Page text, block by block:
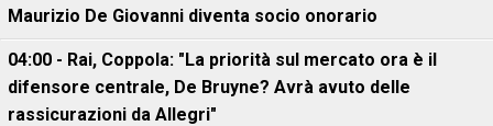
Maurizio De Giovanni diventa socio onorario
04:00 - Rai, Coppola: "La priorità sul mercato ora è il
difensore centrale, De Bruyne? Avrà avuto delle
rassicurazioni da Allegri"